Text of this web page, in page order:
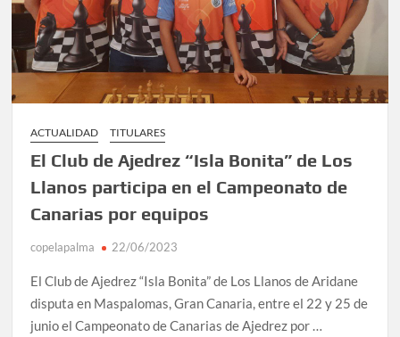
ACTUALIDAD TITULARES
El Club de Ajedrez “Isla Bonita” de Los
Llanos participa en el Campeonato de
Canarias por equipos
copelapalma 22/06/2023
El Club de Ajedrez “Isla Bonita” de Los Llanos de Aridane
disputa en Maspalomas, Gran Canaria, entre el 22 y 25 de
junio el Campeonato de Canarias de Ajedrez por …